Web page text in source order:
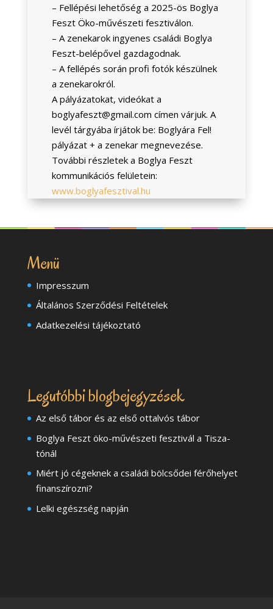
– Fellépési lehetőség a 2025-ös Boglya
Feszt Öko-művészeti fesztiválon.
– A zenekarok ingyenes családi Boglya
Feszt-belépővel gazdagodnak.
– A fellépés során profi fotók készülnek
a zenekarokról.
A pályázatokat, videókat a
boglyafeszt@gmail.com címen várjuk. A
levél tárgyába írjátok be: Boglyára Fel!
pályázat + a zenekar megnevezése.
További részletek a Boglya Feszt
kommunikációs felületein:
www.boglyafesztival.hu
Menü
Impresszum
Általános Szerződési Feltételek
Adatkezelési tájékoztató
Legutóbbi blogbejegyzések
Az első tábor és az első ottalvós tábor
Boglya Feszt öko-művészeti fesztivál a Tisza-
tónál
Miért jó cégeknek a családi bölcsődei férőhelyet
finanszírozni?
Lelki egészség napján